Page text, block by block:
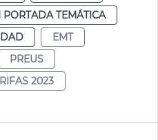
PORTADA TEMÁTICA
EMT
PREUS
2023